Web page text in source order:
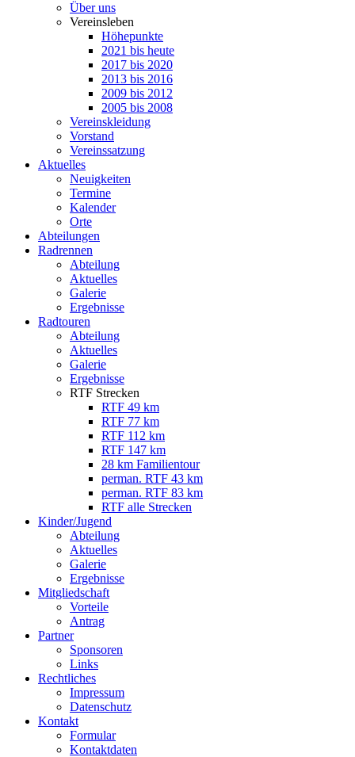
Über uns
Vereinsleben
Höhepunkte
2021 bis heute
2017 bis 2020
2013 bis 2016
2009 bis 2012
2005 bis 2008
Vereinskleidung
Vorstand
Vereinssatzung
Aktuelles
Neuigkeiten
Termine
Kalender
Orte
Abteilungen
Radrennen
Abteilung
Aktuelles
Galerie
Ergebnisse
Radtouren
Abteilung
Aktuelles
Galerie
Ergebnisse
RTF Strecken
RTF 49 km
RTF 77 km
RTF 112 km
RTF 147 km
28 km Familientour
perman. RTF 43 km
perman. RTF 83 km
RTF alle Strecken
Kinder/Jugend
Abteilung
Aktuelles
Galerie
Ergebnisse
Mitgliedschaft
Vorteile
Antrag
Partner
Sponsoren
Links
Rechtliches
Impressum
Datenschutz
Kontakt
Formular
Kontaktdaten